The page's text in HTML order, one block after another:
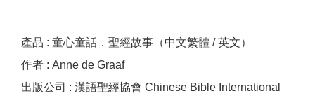
產品 : 童心童話．聖經故事（中文繁體 / 英文）
作者 : Anne de Graaf
出版公司 : 漢語聖經協會 Chinese Bible International